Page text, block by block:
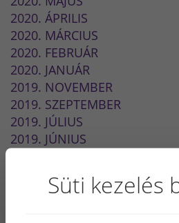
2020. ÁPRILIS
2020. MÁRCIUS
2020. FEBRUÁR
2020. JANUÁR
2019. NOVEMBER
2019. SZEPTEMBER
2019. JÚLIUS
2019. JÚNIUS
2019. FEBRUÁR
Süti kezelés